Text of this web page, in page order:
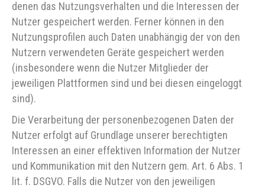
denen das Nutzungsverhalten und die Interessen der
Nutzer gespeichert werden. Ferner können in den
Nutzungsprofilen auch Daten unabhängig der von den
Nutzern verwendeten Geräte gespeichert werden
(insbesondere wenn die Nutzer Mitglieder der
jeweiligen Plattformen sind und bei diesen eingeloggt
sind).
Die Verarbeitung der personenbezogenen Daten der
Nutzer erfolgt auf Grundlage unserer berechtigten
Interessen an einer effektiven Information der Nutzer
und Kommunikation mit den Nutzern gem. Art. 6 Abs. 1
lit. f. DSGVO. Falls die Nutzer von den jeweiligen